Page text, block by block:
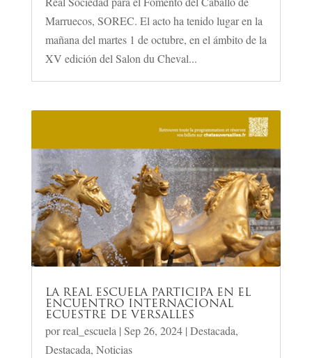
Marruecos, SOREC. El acto ha tenido lugar en la
mañana del martes 1 de octubre, en el ámbito de la
XV edición del Salon du Cheval...
LA REAL ESCUELA PARTICIPA EN EL
ENCUENTRO INTERNACIONAL
ECUESTRE DE VERSALLES
porreal_escuela | Sep 26, 2024| Destacada,
Destacada, Noticias